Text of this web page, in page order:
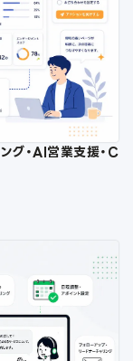
グ・AI営業支援・C